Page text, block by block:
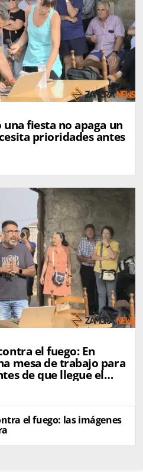
fiesta no apaga un
prioridades antes
el fuego: En
mesa de trabajo para
de que llegue el
el fuego: las imágenes